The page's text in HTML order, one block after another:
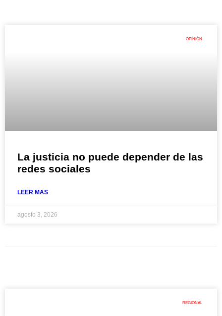
OPINIÓN
La justicia no puede depender de las
redes sociales
LEER MAS
agosto 3, 2026
REGIONAL